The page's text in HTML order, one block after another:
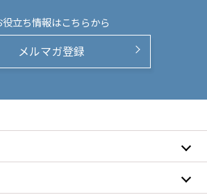
役立ち情報はこちらから
メルマガ登録